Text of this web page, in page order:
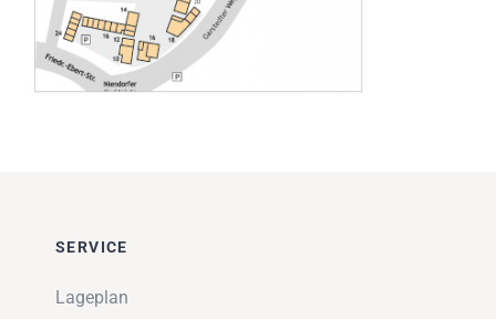
SUCHE
NACH:
SERVICE
Lageplan